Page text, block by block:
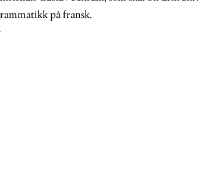
på fransk.